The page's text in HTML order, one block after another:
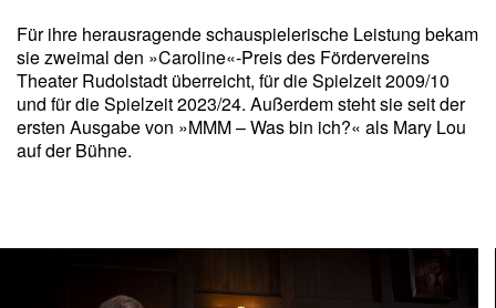
Für ihre herausragende schauspielerische Leistung bekam
sie zweimal den »Caroline«-Preis des Fördervereins
Theater Rudolstadt überreicht, für die Spielzeit 2009/10
und für die Spielzeit 2023/24. Außerdem steht sie seit der
ersten Ausgabe von »MMM – Was bin ich?« als Mary Lou
auf der Bühne.